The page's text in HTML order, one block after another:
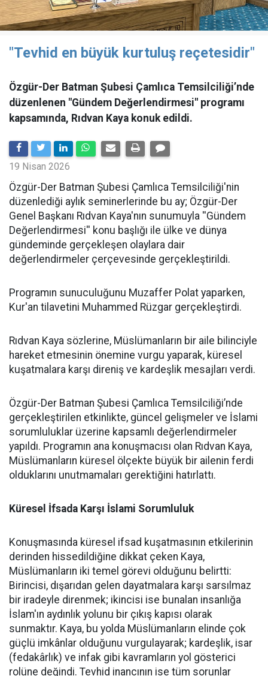
"Tevhid en büyük kurtuluş reçetesidir"
Özgür-Der Batman Şubesi Çamlıca Temsilciliği’nde
düzenlenen "Gündem Değerlendirmesi" programı
kapsamında, Rıdvan Kaya konuk edildi.
19 Nisan 2026
​Özgür-Der Batman Şubesi Çamlıca Temsilciliği'nin
düzenlediği aylık seminerlerinde bu ay; Özgür-Der
Genel Başkanı Rıdvan Kaya'nın sunumuyla ''Gündem
Değerlendirmesi'' konu başlığı ile ülke ve dünya
gündeminde gerçekleşen olaylara dair
değerlendirmeler çerçevesinde gerçekleştirildi.
Programın sunuculuğunu Muzaffer Polat yaparken,
Kur'an tilavetini Muhammed Rüzgar gerçekleştirdi.
Rıdvan Kaya sözlerine, Müslümanların bir aile bilinciyle
hareket etmesinin önemine vurgu yaparak, küresel
kuşatmalara karşı direniş ve kardeşlik mesajları verdi.
Özgür-Der Batman Şubesi Çamlıca Temsilciliği’nde
gerçekleştirilen etkinlikte, güncel gelişmeler ve İslami
sorumluluklar üzerine kapsamlı değerlendirmeler
yapıldı. Programın ana konuşmacısı olan Rıdvan Kaya,
Müslümanların küresel ölçekte büyük bir ailenin ferdi
olduklarını unutmamaları gerektiğini hatırlattı.
Küresel İfsada Karşı İslami Sorumluluk
Konuşmasında küresel ifsad kuşatmasının etkilerinin
derinden hissedildiğine dikkat çeken Kaya,
Müslümanların iki temel görevi olduğunu belirtti:
Birincisi, dışarıdan gelen dayatmalara karşı sarsılmaz
bir iradeyle direnmek; ikincisi ise bunalan insanlığa
İslam'ın aydınlık yolunu bir çıkış kapısı olarak
sunmaktır. Kaya, bu yolda Müslümanların elinde çok
güçlü imkânlar olduğunu vurgulayarak; kardeşlik, isar
(fedakârlık) ve infak gibi kavramların yol gösterici
rolüne değindi. Tevhid inancının ise tüm sorunlar